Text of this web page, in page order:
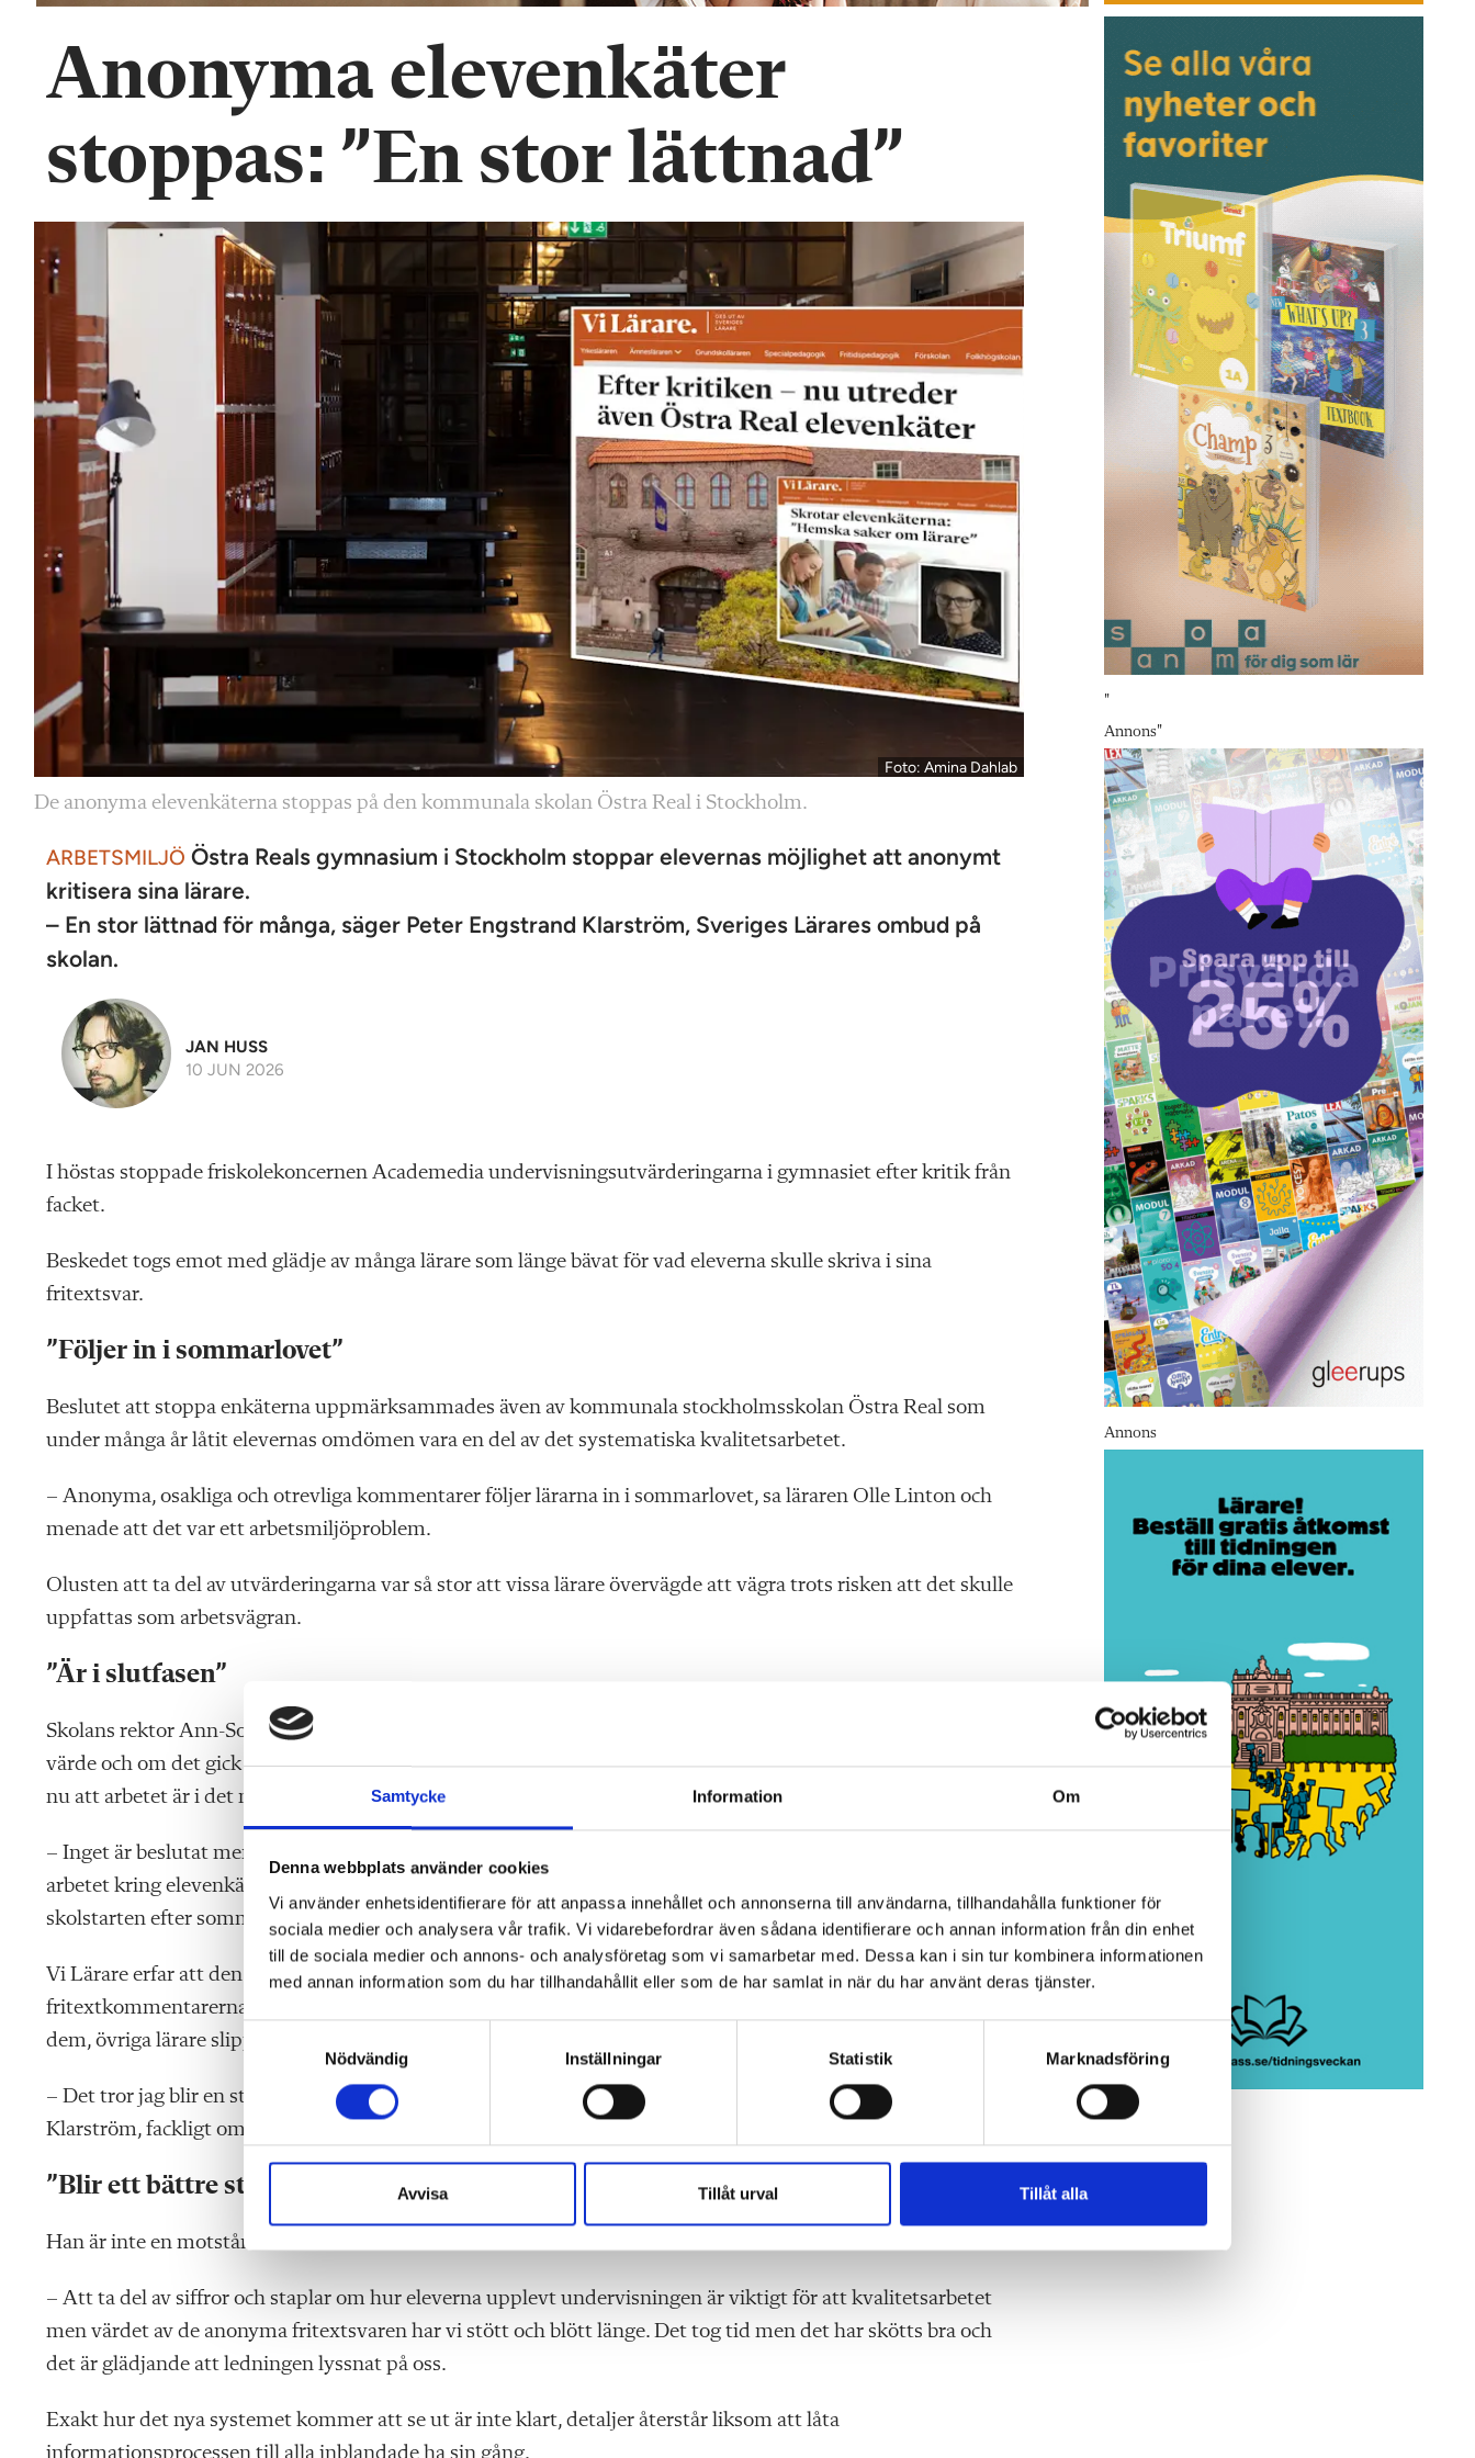
Samtycke Information Om
Denna webbplats använder cookies
Vi använder enhetsidentifierare för att anpassa innehållet och annonserna till användarna, tillhandahålla funktioner för
sociala medier och analysera vår trafik. Vi vidarebefordrar även sådana identifierare och annan information från din enhet
till de sociala medier och annons- och analysföretag som vi samarbetar med. Dessa kan i sin tur kombinera informationen
med annan information som du har tillhandahållit eller som de har samlat in när du har använt deras tjänster.
S
y
k
s
a
Nödvändig Inställningar Statistik Marknadsföring
Avvisa Tillåt urval Tillåt alla
Anonyma elevenkäter
stoppas: ”En stor lättnad”
Foto: Amina Dahlab
De anonyma elevenkäterna stoppas på den kommunala skolan Östra Real i Stockholm.
ARBETSMILJÖ Östra Reals gymnasium i Stockholm stoppar elevernas möjlighet att anonymt
kritisera sina lärare.
– En stor lättnad för många, säger Peter Engstrand Klarström, Sveriges Lärares ombud på
skolan.
JAN HUSS
10 JUN 2026
I höstas stoppade friskolekoncernen Academedia undervisningsutvärderingarna i gymnasiet efter kritik från
facket.
Beskedet togs emot med glädje av många lärare som länge bävat för vad eleverna skulle skriva i sina
fritextsvar.
”Följer in i sommarlovet”
Beslutet att stoppa enkäterna uppmärksammades även av kommunala stockholmsskolan Östra Real som
under många år låtit elevernas omdömen vara en del av det systematiska kvalitetsarbetet.
– Anonyma, osakliga och otrevliga kommentarer följer lärarna in i sommarlovet, sa läraren Olle Linton och
menade att det var ett arbetsmiljöproblem.
Olusten att ta del av utvärderingarna var så stor att vissa lärare övervägde att vägra trots risken att det skulle
uppfattas som arbetsvägran.
”Är i slutfasen”
Skolans rektor Ann-Sofi Pettersson tillsatte en arbetsgrupp under höstterminen för att se över enkäternas
värde och om det gick att förändra dem. Alla skolans anställda bjöds in till arbetsgruppen och hon bekräftar
nu att arbetet är i det närmaste klart.
– Inget är beslutat men vi är i slutfasen och närmar oss målgången med
arbetet kring elevenkäterna och ska presentera det i samband med
skolstarten efter sommaren, säger Ann-Sofi Pettersson.
Vi Lärare erfar att den största förändringen blir att de anonyma
fritextkommentarerna kommer att bli ett tillval för de lärare som vill ha
dem, övriga lärare slipper.
– Det tror jag blir en stor lättnad för många, säger Peter Engstrand
Klarström, fackligt ombud för Sveriges Lärare på skolan.
”Blir ett bättre stöd”
Han är inte en motståndare till enkäterna i allmänhet.
– Att ta del av siffror och staplar om hur eleverna upplevt undervisningen är viktigt för att kvalitetsarbetet
men värdet av de anonyma fritextsvaren har vi stött och blött länge. Det tog tid men det har skötts bra och
det är glädjande att ledningen lyssnat på oss.
Exakt hur det nya systemet kommer att se ut är inte klart, detaljer återstår liksom att låta
"
Annons"
Annons